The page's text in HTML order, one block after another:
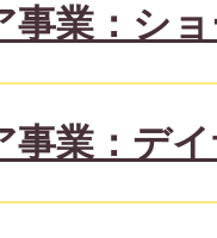
事業：シ
事業：デ